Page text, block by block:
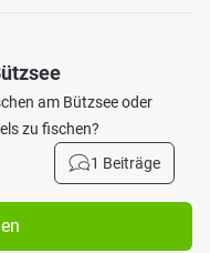
am Bützsee oder
zu fischen?
1 Beiträge